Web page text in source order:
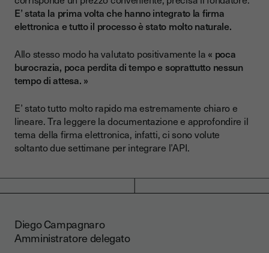
E’ stata la prima volta che hanno integrato la firma
elettronica e tutto il processo è stato molto naturale.
Allo stesso modo ha valutato positivamente la « poca
burocrazia, poca perdita di tempo e soprattutto nessun
tempo di attesa. »
E’ stato tutto molto rapido ma estremamente chiaro e
lineare. Tra leggere la documentazione e approfondire il
tema della firma elettronica, infatti, ci sono volute
soltanto due settimane per integrare l’API.
Diego Campagnaro
Amministratore delegato